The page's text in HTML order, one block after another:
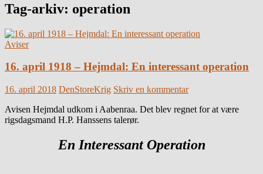
Tag-arkiv: operation
Aviser
16. april 1918 – Hejmdal: En interessant operation
16. april 2018 DenStoreKrig Skriv en kommentar
Avisen Hejmdal udkom i Aabenraa. Det blev regnet for at være
rigsdagsmand H.P. Hanssens talerør.
En Interessant Operation